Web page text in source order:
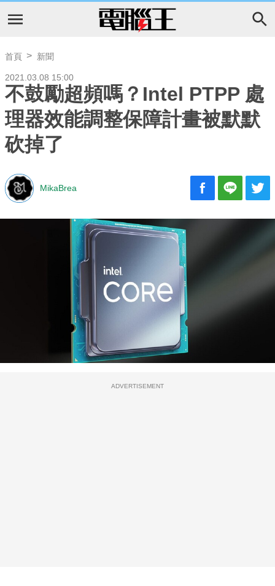
首頁 新聞
2021.03.08 15:00
不鼓勵超頻嗎？Intel PTPP 處
理器效能調整保障計畫被默默
砍掉了
MikaBrea
ADVERTISEMENT